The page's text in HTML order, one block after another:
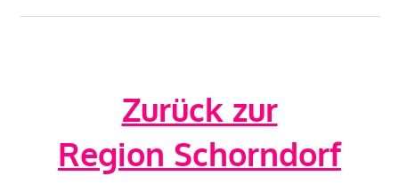
Zurück zur
Region Schorndorf